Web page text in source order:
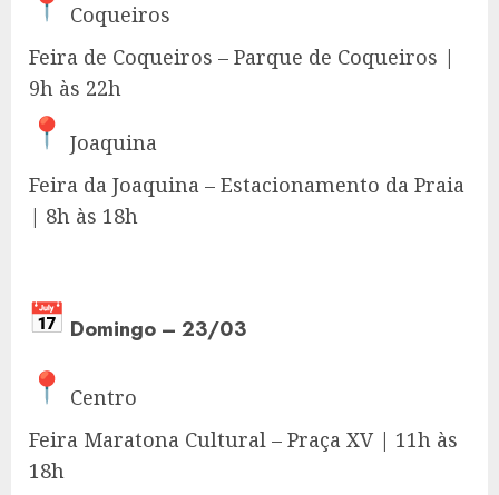
Coqueiros
Feira de Coqueiros – Parque de Coqueiros |
9h às 22h
Joaquina
Feira da Joaquina – Estacionamento da Praia
| 8h às 18h
Domingo – 23/03
Centro
Feira Maratona Cultural – Praça XV | 11h às
18h